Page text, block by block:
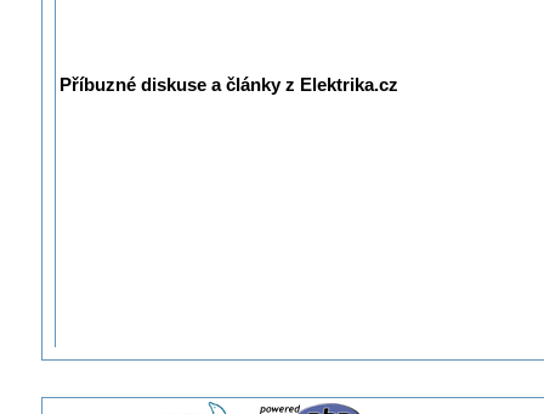
Příbuzné diskuse a články z Elektrika.cz